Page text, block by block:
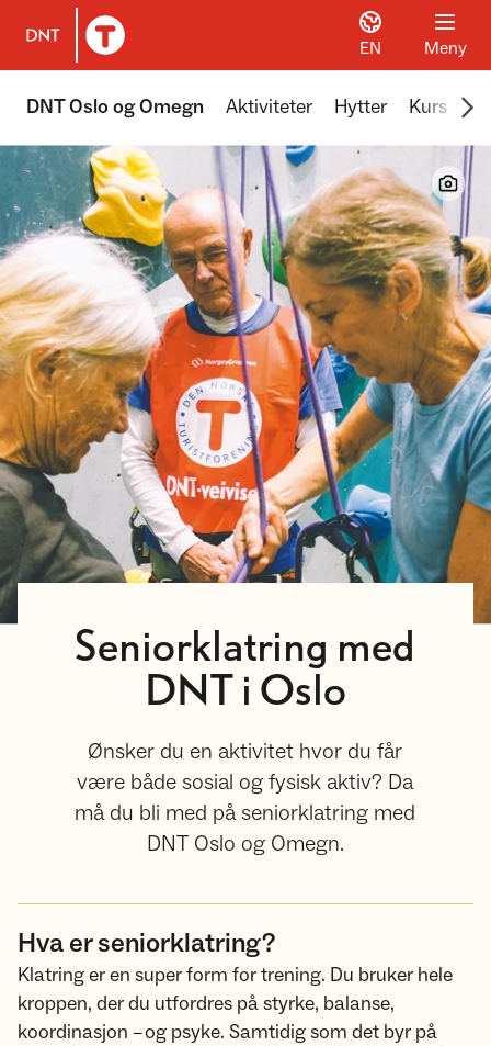
Til DNT.no forside
EN Meny
DNT Oslo og Omegn Aktiviteter Hytter Kurs
Seniorklatring med
DNT i Oslo
Ønsker du en aktivitet hvor du får
være både sosial og fysisk aktiv? Da
må du bli med på seniorklatring med
DNT Oslo og Omegn.
Hva er seniorklatring?
Klatring er en super form for trening. Du bruker hele
kroppen, der du utfordres på styrke, balanse,
koordinasjon – og psyke. Samtidig som det byr på